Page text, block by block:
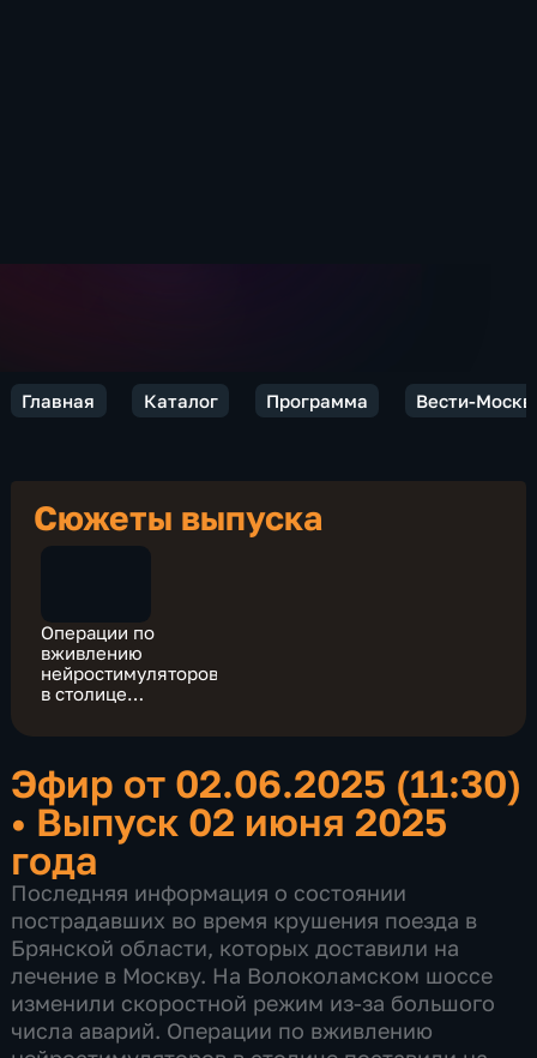
Главная Каталог Программа Вести-
Сюжеты выпуска
Операции по
вживлению
нейростимуляторов
в столице
Эфир от 02.06.2025 (11:30)
• Выпуск 02 июня 2025
года
Последняя информация о состоянии
пострадавших во время крушения поезда в
Брянской области, которых доставили на
лечение в Москву. На Волоколамском шоссе
изменили скоростной режим из-за большого
числа аварий. Операции по вживлению